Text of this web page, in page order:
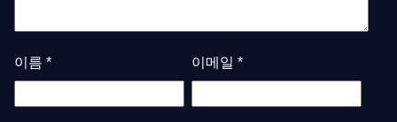
이름 * 이메일 *